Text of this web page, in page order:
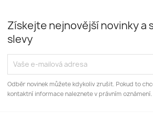
Získejte nejnovější novinky a
slevy
Odběr novinek můžete kdykoliv zrušit. Pokud to
kontaktní informace naleznete v právním oznámení.